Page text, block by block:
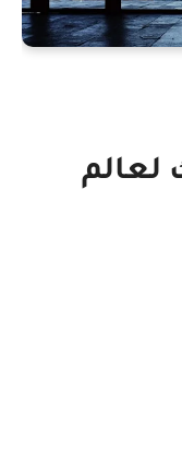
لعالم